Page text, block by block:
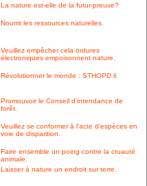
La nature est-elle de la futur-preuve?
Nourrir les ressources naturelles.
Veuillez empêcher cela ordures
électroniques empoisonnent nature.
Révolutionner le monde : STHOPD il.
Promouvoir le Conseil d'intendance de
forêt.
Veuillez se conformer à l'acte d'espèces en
voie de disparition.
Faire ensemble un poing contre la cruauté
animale.
Laisser à nature un endroit sur terre.